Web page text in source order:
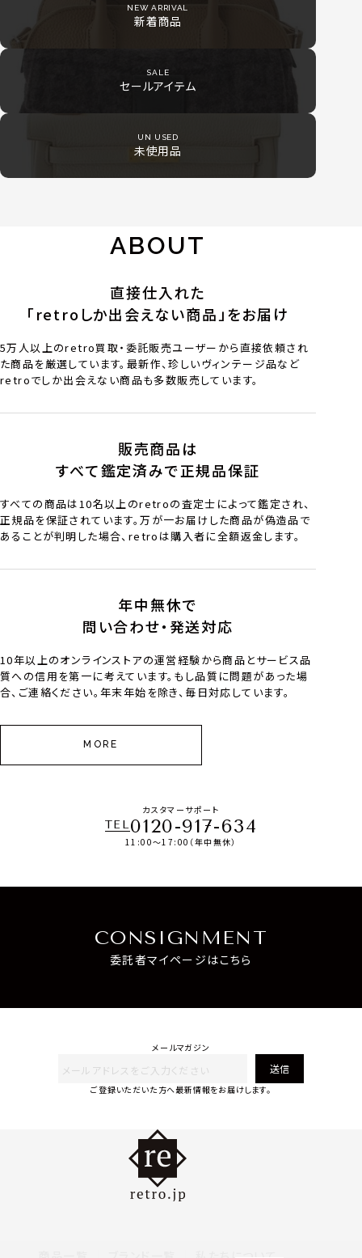
NEW ARRIVAL
新着商品
SALE
セールアイテム
UN USED
未使用品
ABOUT
直接仕入れた
「retroしか出会えない商品」をお届け
5万人以上のretro買取・委託販売ユーザーから直接依頼され
た商品を厳選しています。最新作、珍しいヴィンテージ品など
retroでしか出会えない商品も多数販売しています。
販売商品は
すべて鑑定済みで正規品保証
すべての商品は10名以上のretroの査定士によって鑑定され、
正規品を保証されています。万が一お届けした商品が偽造品で
あることが判明した場合、retroは購入者に全額返金します。
年中無休で
問い合わせ・発送対応
10年以上のオンラインストアの運営経験から商品とサービス品
質への信用を第一に考えています。もし品質に問題があった場
合、ご連絡ください。年末年始を除き、毎日対応しています。
MORE
カスタマーサポート
TEL0120-917-634
11:00～17:00（年中無休）
CONSIGNMENT
委託者マイページはこちら
メールマガジン
送信
ご登録いただいた方へ最新情報をお届けします。